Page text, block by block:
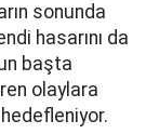
sonunda
hasarını da
başta
olaylara